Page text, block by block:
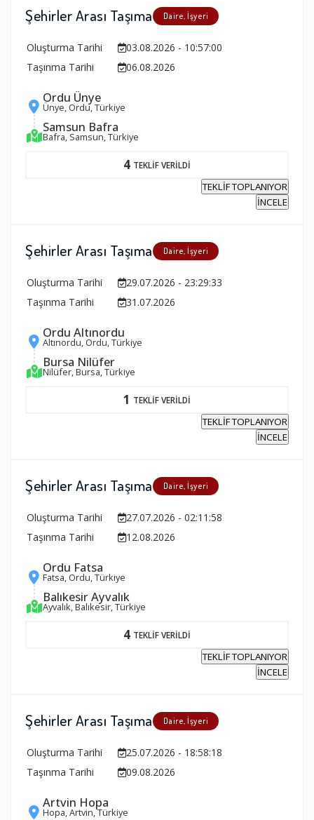
Şehirler Arası Taşıma Daire, İşyeri
Oluşturma Tarihi
03.08.2026 - 10:57:00
Taşınma Tarihi
06.08.2026
Ordu Ünye
Ünye, Ordu, Türkiye
Samsun Bafra
Bafra, Samsun, Türkiye
4 TEKLİF VERİLDİ
TEKLİF TOPLANIYOR
İNCELE
Şehirler Arası Taşıma Daire, İşyeri
Oluşturma Tarihi
29.07.2026 - 23:29:33
Taşınma Tarihi
31.07.2026
Ordu Altınordu
Altınordu, Ordu, Türkiye
Bursa Nilüfer
Nilüfer, Bursa, Türkiye
1 TEKLİF VERİLDİ
TEKLİF TOPLANIYOR
İNCELE
Şehirler Arası Taşıma Daire, İşyeri
Oluşturma Tarihi
27.07.2026 - 02:11:58
Taşınma Tarihi
12.08.2026
Ordu Fatsa
Fatsa, Ordu, Türkiye
Balıkesir Ayvalık
Ayvalık, Balıkesir, Türkiye
4 TEKLİF VERİLDİ
TEKLİF TOPLANIYOR
İNCELE
Şehirler Arası Taşıma Daire, İşyeri
Oluşturma Tarihi
25.07.2026 - 18:58:18
Taşınma Tarihi
09.08.2026
Artvin Hopa
Hopa, Artvin, Türkiye